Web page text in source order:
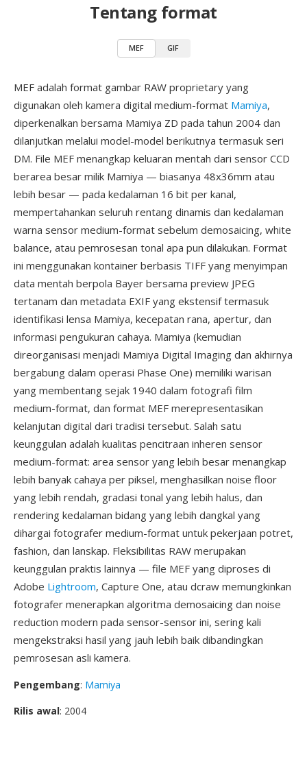
Tentang format
MEF GIF
MEF adalah format gambar RAW proprietary yang
digunakan oleh kamera digital medium-format Mamiya,
diperkenalkan bersama Mamiya ZD pada tahun 2004 dan
dilanjutkan melalui model-model berikutnya termasuk seri
DM. File MEF menangkap keluaran mentah dari sensor CCD
berarea besar milik Mamiya — biasanya 48x36mm atau
lebih besar — pada kedalaman 16 bit per kanal,
mempertahankan seluruh rentang dinamis dan kedalaman
warna sensor medium-format sebelum demosaicing, white
balance, atau pemrosesan tonal apa pun dilakukan. Format
ini menggunakan kontainer berbasis TIFF yang menyimpan
data mentah berpola Bayer bersama preview JPEG
tertanam dan metadata EXIF yang ekstensif termasuk
identifikasi lensa Mamiya, kecepatan rana, apertur, dan
informasi pengukuran cahaya. Mamiya (kemudian
direorganisasi menjadi Mamiya Digital Imaging dan akhirnya
bergabung dalam operasi Phase One) memiliki warisan
yang membentang sejak 1940 dalam fotografi film
medium-format, dan format MEF merepresentasikan
kelanjutan digital dari tradisi tersebut. Salah satu
keunggulan adalah kualitas pencitraan inheren sensor
medium-format: area sensor yang lebih besar menangkap
lebih banyak cahaya per piksel, menghasilkan noise floor
yang lebih rendah, gradasi tonal yang lebih halus, dan
rendering kedalaman bidang yang lebih dangkal yang
dihargai fotografer medium-format untuk pekerjaan potret,
fashion, dan lanskap. Fleksibilitas RAW merupakan
keunggulan praktis lainnya — file MEF yang diproses di
Adobe Lightroom, Capture One, atau dcraw memungkinkan
fotografer menerapkan algoritma demosaicing dan noise
reduction modern pada sensor-sensor ini, sering kali
mengekstraksi hasil yang jauh lebih baik dibandingkan
pemrosesan asli kamera.
Pengembang: Mamiya
Rilis awal: 2004